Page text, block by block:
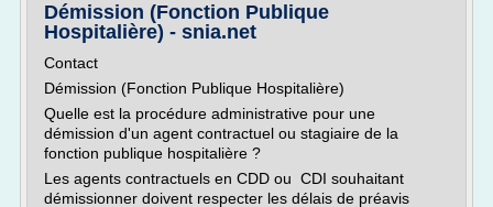
Démission (Fonction Publique
Hospitalière) - snia.net
Contact
Démission (Fonction Publique Hospitalière)
Quelle est la procédure administrative pour une
démission d'un agent contractuel ou stagiaire de la
fonction publique hospitalière ?
Les agents contractuels en CDD ou CDI souhaitant
démissionner doivent respecter les délais de préavis